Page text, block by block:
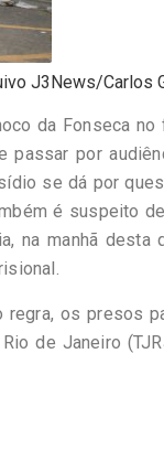
J3News/Carlos
da Fonseca no
passar por
se dá por
é suspeito
na manhã desta
regra, os presos
de Janeiro